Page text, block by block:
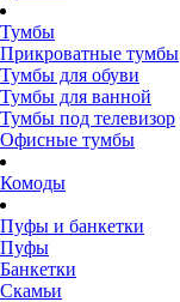
Тумбы
Прикроватные тумбы
Тумбы для обуви
Тумбы для ванной
Тумбы под телевизор
Офисные тумбы
Комоды
Пуфы и банкетки
Пуфы
Банкетки
Скамьи